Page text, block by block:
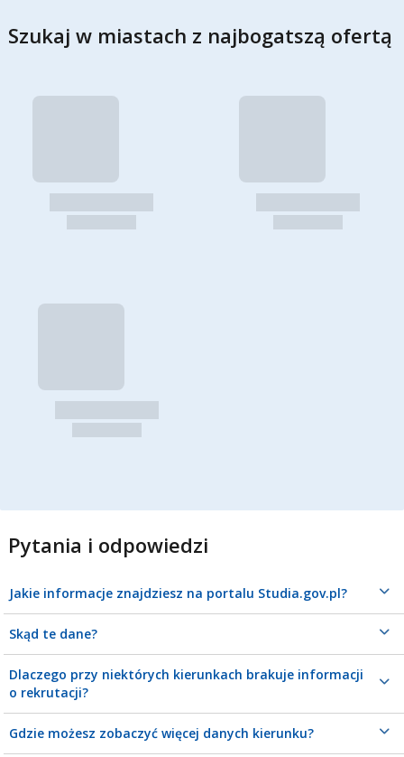
Szukaj w miastach z najbogatszą ofertą
Pytania i odpowiedzi
Jakie informacje znajdziesz na portalu Studia.gov.pl?
Skąd te dane?
Dlaczego przy niektórych kierunkach brakuje informacji
o rekrutacji?
Gdzie możesz zobaczyć więcej danych kierunku?